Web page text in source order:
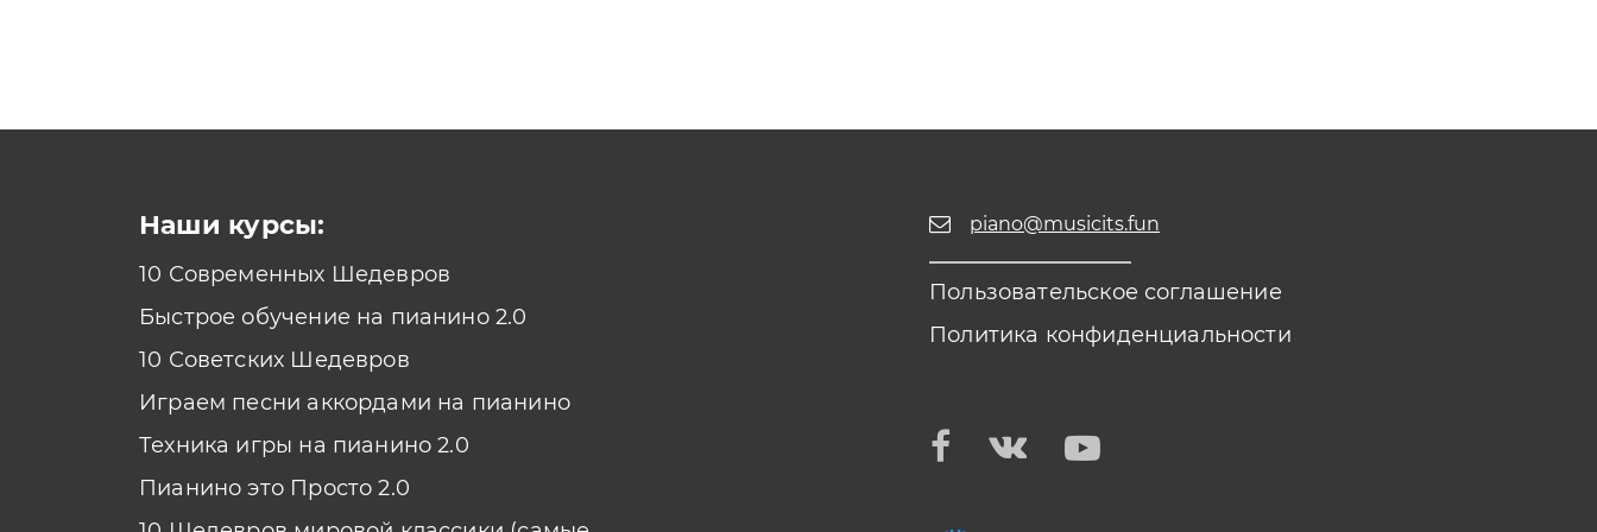
Наши курсы:
10 Современных Шедевров
Быстрое обучение на пианино 2.0
10 Советских Шедевров
Играем песни аккордами на пианино
Техника игры на пианино 2.0
Пианино это Просто 2.0
piano@musicits.fun
Пользовательское соглашение
Политика конфиденциальности